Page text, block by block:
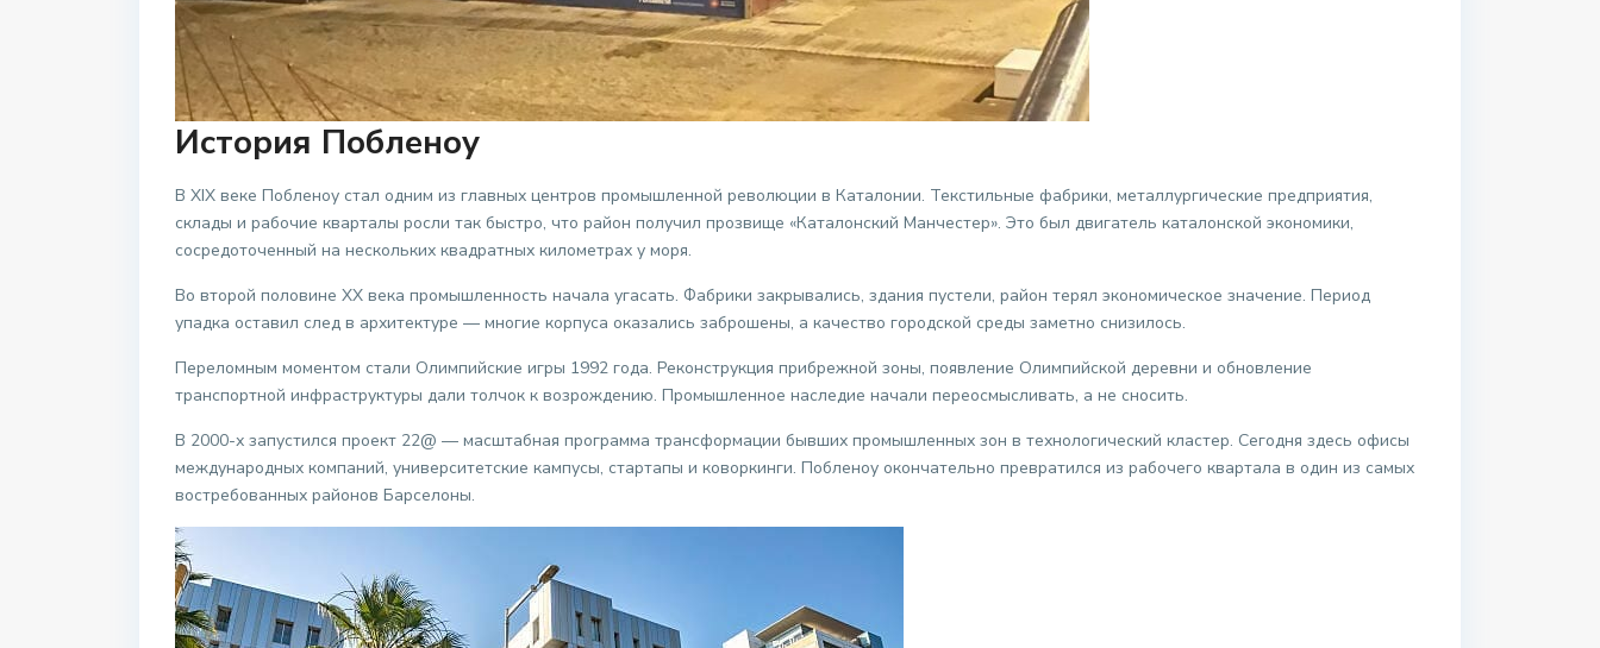
История Побленоу
В XIX веке Побленоу стал одним из главных центров промышленной революции в Каталонии. Текстильные фабрики, металлургические предприятия,
склады и рабочие кварталы росли так быстро, что район получил прозвище «Каталонский Манчестер». Это был двигатель каталонской экономики,
сосредоточенный на нескольких квадратных километрах у моря.
Во второй половине XX века промышленность начала угасать. Фабрики закрывались, здания пустели, район терял экономическое значение. Период
упадка оставил след в архитектуре — многие корпуса оказались заброшены, а качество городской среды заметно снизилось.
Переломным моментом стали Олимпийские игры 1992 года. Реконструкция прибрежной зоны, появление Олимпийской деревни и обновление
транспортной инфраструктуры дали толчок к возрождению. Промышленное наследие начали переосмысливать, а не сносить.
В 2000-х запустился проект 22@ — масштабная программа трансформации бывших промышленных зон в технологический кластер. Сегодня здесь офисы
международных компаний, университетские кампусы, стартапы и коворкинги. Побленоу окончательно превратился из рабочего квартала в один из самых
востребованных районов Барселоны.